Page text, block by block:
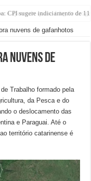
CPI sugere indiciamento de 11
e apreende quase 1 kg de
nuvens de gafanhotos
nuvens de
Trabalho formado pela
da Pesca e do
o deslocamento das
e Paraguai. Até o
território catarinense é